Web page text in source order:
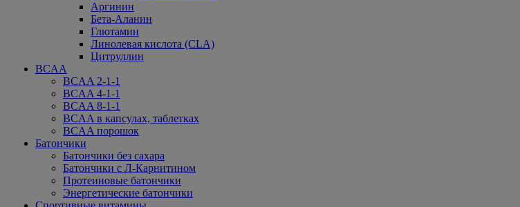
Аргинин
Бета-Аланин
Глютамин
Линолевая кислота (CLA)
Цитруллин
BCAA
BCAA 2-1-1
BCAA 4-1-1
BCAA 8-1-1
BCAA в капсулах, таблетках
BCAA порошок
Батончики
Батончики без сахара
Батончики с Л-Карнитином
Протеиновые батончики
Энергетические батончики